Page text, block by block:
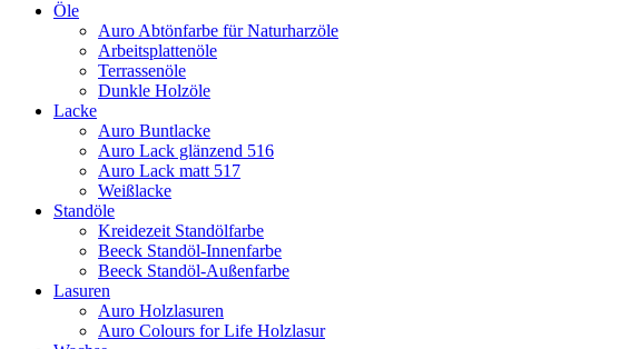
Öle
Auro Abtönfarbe für Naturharzöle
Arbeitsplattenöle
Terrassenöle
Dunkle Holzöle
Lacke
Auro Buntlacke
Auro Lack glänzend 516
Auro Lack matt 517
Weißlacke
Standöle
Kreidezeit Standölfarbe
Beeck Standöl-Innenfarbe
Beeck Standöl-Außenfarbe
Lasuren
Auro Holzlasuren
Auro Colours for Life Holzlasur